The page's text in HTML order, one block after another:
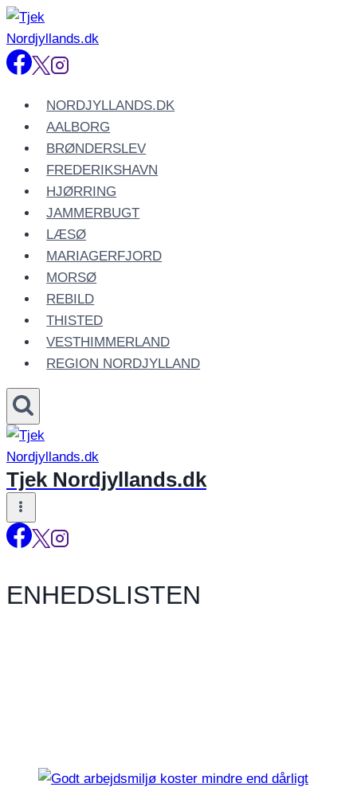
Fortsæt
til
indhold
NORDJYLLANDS.DK
AALBORG
BRØNDERSLEV
FREDERIKSHAVN
HJØRRING
JAMMERBUGT
LÆSØ
MARIAGERFJORD
MORSØ
REBILD
THISTED
VESTHIMMERLAND
REGION NORDJYLLAND
Tjek Nordjyllands.dk
ENHEDSLISTEN